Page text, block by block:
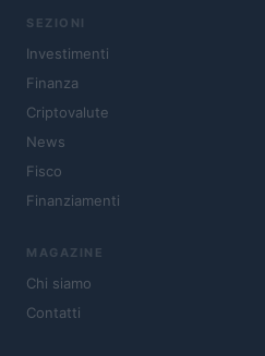
SEZIONI
Investimenti
Finanza
Criptovalute
News
Fisco
Finanziamenti
MAGAZINE
Chi siamo
Contatti